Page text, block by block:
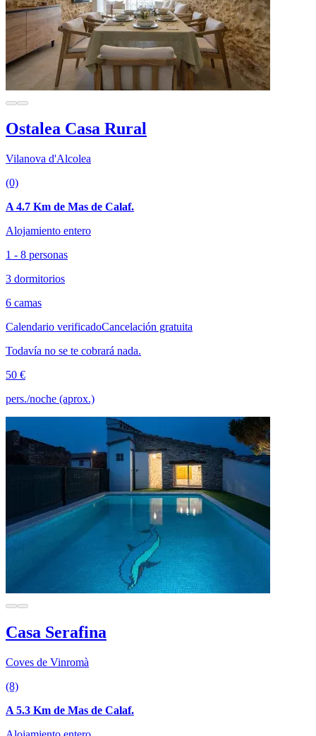
Ostalea Casa Rural
Vilanova d'Alcolea
(0)
A 4.7 Km de Mas de Calaf.
Alojamiento entero
1 - 8 personas
3 dormitorios
6 camas
Calendario verificadoCancelación gratuita
Todavía no se te cobrará nada.
50 €
pers./noche (aprox.)
Casa Serafina
Coves de Vinromà
(8)
A 5.3 Km de Mas de Calaf.